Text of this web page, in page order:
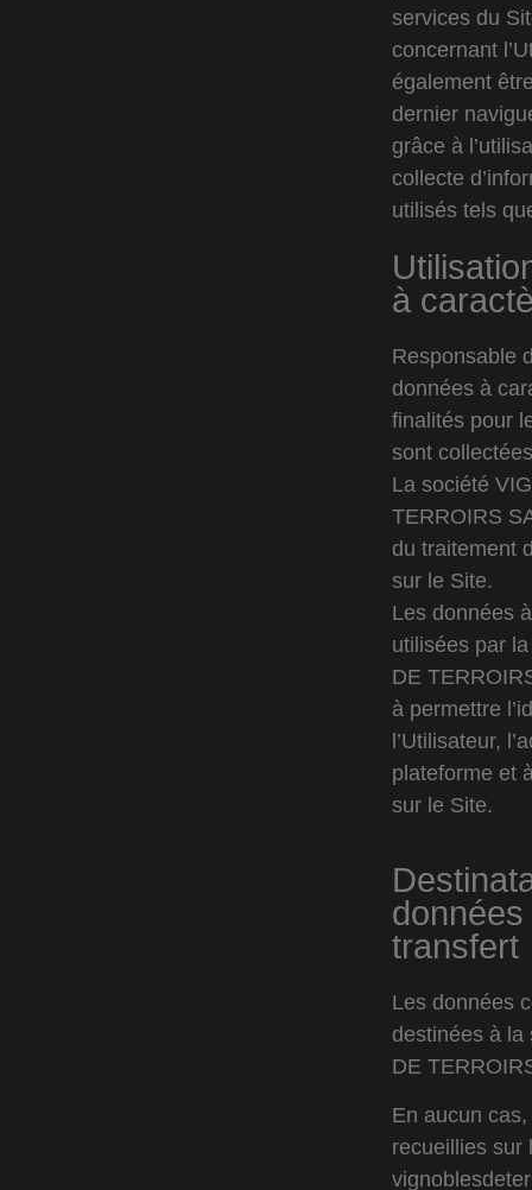
services du
concernant
également
dernier
grâce à
collecte
utilisés tels
à
Responsable
données à
finalités pour
sont collectées
La société
TERROIRS
du traitement
sur le Site.
Les données
utilisées par
DE
à permettre
l’Utilisateur,
plateforme et
sur le Site.
transfert
Les données
destinées à la
DE
En aucun
recueillies sur